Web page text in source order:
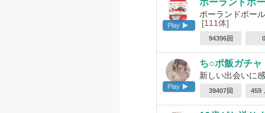
Play
ポーランドボ
ポーランドボー
[111体]
94396回
Play
ち○ポ飯ガチャ
新しい出会いに
39407回 459